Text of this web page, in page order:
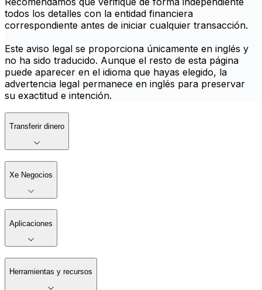
todos los detalles con la entidad financiera
correspondiente antes de iniciar cualquier transacción.
Este aviso legal se proporciona únicamente en inglés y
no ha sido traducido. Aunque el resto de esta página
puede aparecer en el idioma que hayas elegido, la
advertencia legal permanece en inglés para preservar
su exactitud e intención.
Transferir dinero
Xe Negocios
Aplicaciones
Herramientas y recursos